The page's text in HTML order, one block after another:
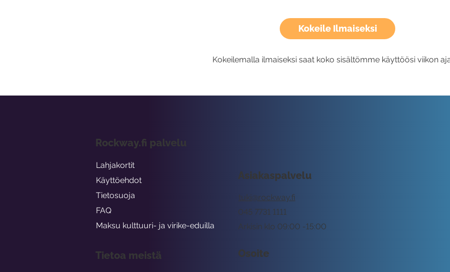
Kokeile Ilmaiseksi
Kokeilemalla ilmaiseksi saat koko sisältömme käyttöösi viikon
Asiakaspalvelu
tuki@rockway.fi
Arkisin klo 09:00 -15:00
045 7731 1111
Osoite
Rockway.fi palvelu
Lahjakortit
Käyttöehdot
Tietosuoja
FAQ
Maksu kulttuuri- ja virike-eduilla
Tietoa meistä